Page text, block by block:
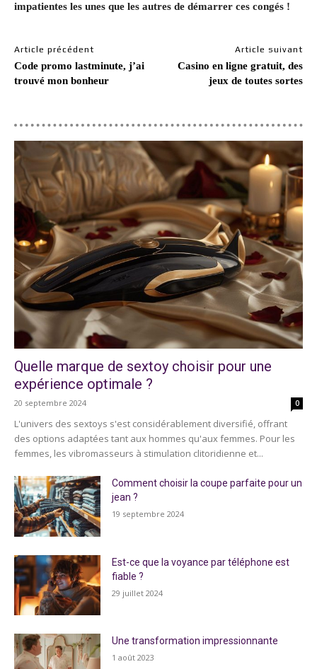
impatientes les unes que les autres de démarrer ces congés !
Article précédent
Code promo lastminute, j’ai
trouvé mon bonheur
Article suivant
Casino en ligne gratuit, des
jeux de toutes sortes
Quelle marque de sextoy choisir pour une
expérience optimale ?
20 septembre 2024 0
L'univers des sextoys s'est considérablement diversifié, offrant
des options adaptées tant aux hommes qu'aux femmes. Pour les
femmes, les vibromasseurs à stimulation clitoridienne et...
Comment choisir la coupe parfaite pour un
jean ?
19 septembre 2024
Est-ce que la voyance par téléphone est
fiable ?
29 juillet 2024
Une transformation impressionnante
1 août 2023